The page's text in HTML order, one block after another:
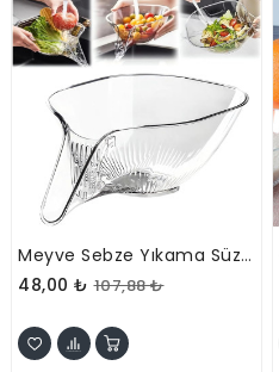
Meyve Sebze Yıkama Süzgeci - Şeffaf Yemek Kasesi - Çıkarılabilir Filtreli
48,00 ₺ 107,88 ₺